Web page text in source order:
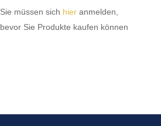
Sie müssen sich hier anmelden,
bevor Sie Produkte kaufen können